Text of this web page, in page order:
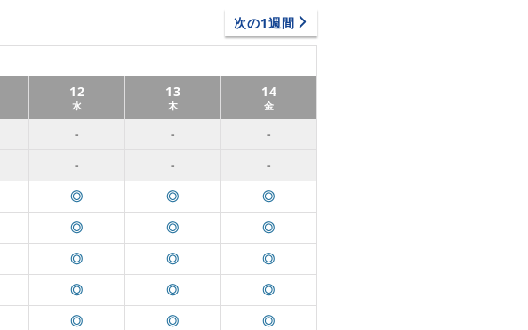
次の1週間
12
水
13
木
14
金
- -
-
- -
-
◎ ◎
◎
◎ ◎
◎
◎ ◎
◎
◎ ◎
◎
◎ ◎
◎